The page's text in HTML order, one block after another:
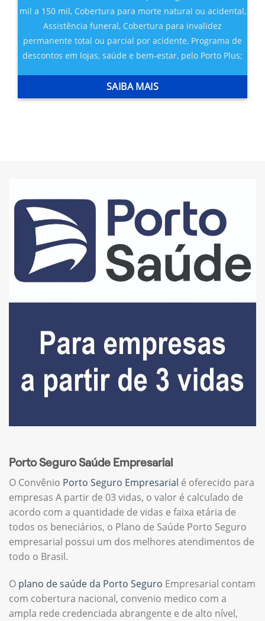
mil a 150 mil, Cobertura para morte natural ou acidental,
Assistência funeral, Cobertura para invalidez
permanente total ou parcial por acidente, Programa de
descontos em lojas, saúde e bem-estar, pelo Porto Plus;
SAIBA MAIS
Porto Seguro Saúde Empresarial
O Convênio Porto Seguro Empresarial é oferecido para
empresas A partir de 03 vidas, o valor é calculado de
acordo com a quantidade de vidas e faixa etária de
todos os beneciários, o Plano de Saúde Porto Seguro
empresarial possui um dos melhores atendimentos de
todo o Brasil.
O plano de saúde da Porto Seguro Empresarial contam
com cobertura nacional, convenio medico com a
ampla rede credenciada abrangente e de alto nível,